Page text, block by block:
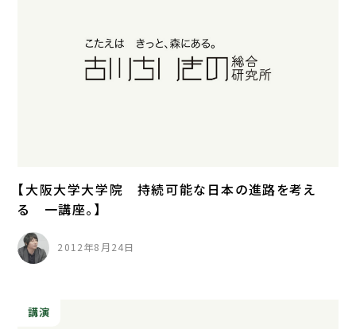
【大阪大学大学院 持続可能な日本の進路を考え
る 一講座。】
2012年8月24日
講演